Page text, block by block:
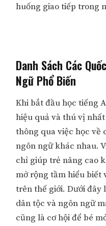
huống giao tiếp trong
Danh Sách Các
Ngữ Phổ Biến
Khi bắt đầu học tiếng
hiệu quả và thú vị
thông qua việc học về
ngôn ngữ khác nhau.
chỉ giúp trẻ nâng cao
mở rộng tầm hiểu biết
trên thế giới. Dưới đây
dân tộc và ngôn ngữ
cũng là cơ hội để bé